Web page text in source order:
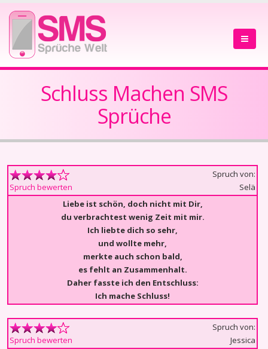
Schluss Machen SMS
Sprüche
Spruch bewerten
Spruch von:
Selä
Liebe ist schön, doch nicht mit Dir,
du verbrachtest wenig Zeit mit mir.
Ich liebte dich so sehr,
und wollte mehr,
merkte auch schon bald,
es fehlt an Zusammenhalt.
Daher fasste ich den Entschluss:
Ich mache Schluss!
Spruch bewerten
Spruch von:
Jessica